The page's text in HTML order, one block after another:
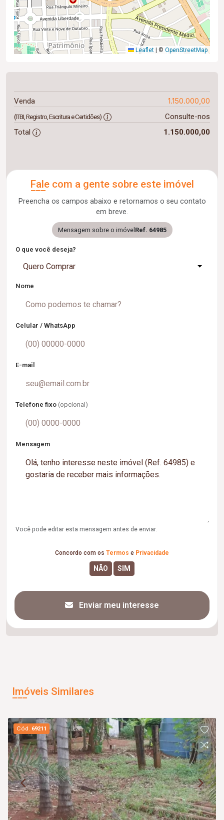
Leaflet © OpenStreetMap
Venda 1.150.000,00
(ITBI, Registro, Escritura e Certidões)
Consulte-nos
Total
1.150.000,00
Fale com a gente sobre este imóvel
Preencha os campos abaixo e retornamos o seu contato
em breve.
Mensagem sobre o imóvel Ref. 64985
O que você deseja?
Quero Comprar
Nome
Celular / WhatsApp
E-mail
Telefone fixo (opcional)
Mensagem
Você pode editar esta mensagem antes de enviar.
Concordo com os Termos e Privacidade
Enviar meu interesse
Imóveis Similares
Cód. 69211